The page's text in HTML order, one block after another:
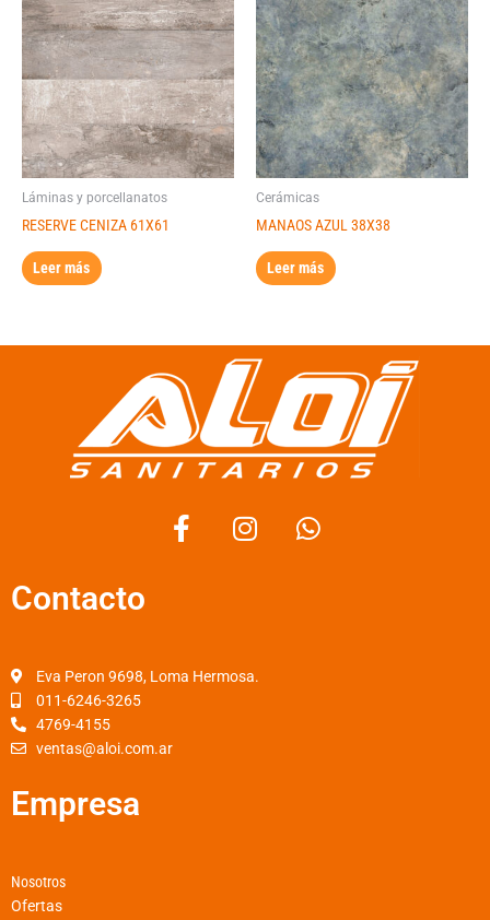
Láminas y porcellanatos
RESERVE CENIZA 61X61
Leer más
Cerámicas
MANAOS AZUL 38X38
Leer más
F
a
o
I
n
r
W
h
Contacto
Eva Peron 9698, Loma Hermosa.
011-6246-3265
4769-4155
ventas@aloi.com.ar
Empresa
Nosotros
Ofertas